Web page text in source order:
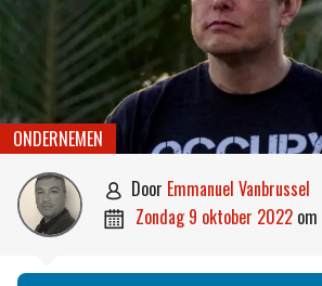
ONDERNEMEN
 door Emmanuel Vanbrussel
 zondag 9 oktober 2022 om